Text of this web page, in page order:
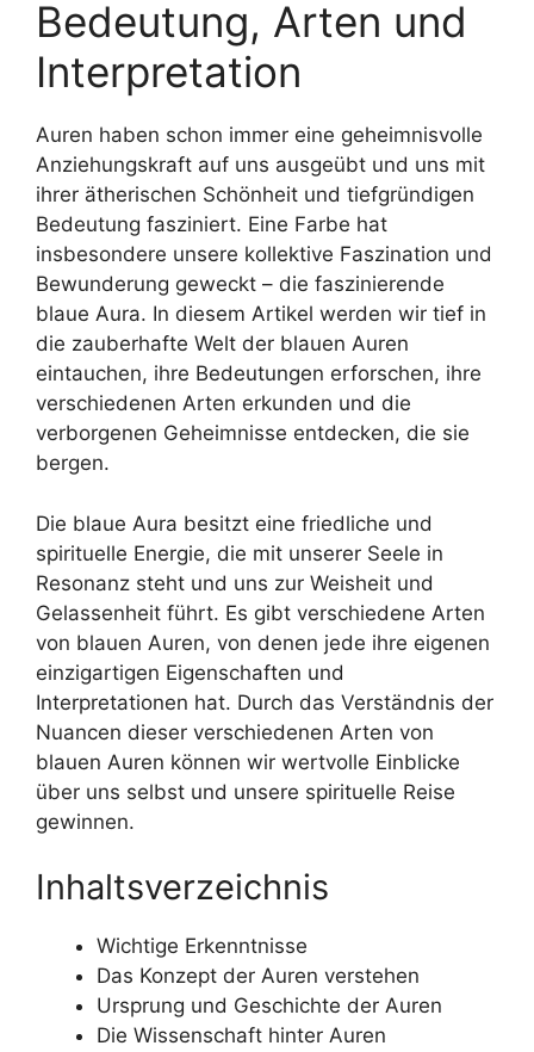
Bedeutung, Arten und
Interpretation
Auren haben schon immer eine geheimnisvolle
Anziehungskraft auf uns ausgeübt und uns mit
ihrer ätherischen Schönheit und tiefgründigen
Bedeutung fasziniert. Eine Farbe hat
insbesondere unsere kollektive Faszination und
Bewunderung geweckt – die faszinierende
blaue Aura. In diesem Artikel werden wir tief in
die zauberhafte Welt der blauen Auren
eintauchen, ihre Bedeutungen erforschen, ihre
verschiedenen Arten erkunden und die
verborgenen Geheimnisse entdecken, die sie
bergen.
Die blaue Aura besitzt eine friedliche und
spirituelle Energie, die mit unserer Seele in
Resonanz steht und uns zur Weisheit und
Gelassenheit führt. Es gibt verschiedene Arten
von blauen Auren, von denen jede ihre eigenen
einzigartigen Eigenschaften und
Interpretationen hat. Durch das Verständnis der
Nuancen dieser verschiedenen Arten von
blauen Auren können wir wertvolle Einblicke
über uns selbst und unsere spirituelle Reise
gewinnen.
Inhaltsverzeichnis
Wichtige Erkenntnisse
Das Konzept der Auren verstehen
Ursprung und Geschichte der Auren
Die Wissenschaft hinter Auren